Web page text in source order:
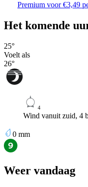
Premium voor €3,49
Het komende
25°
Voelt als
26°
4
Wind vanuit zuid, 4
0 mm
Weer vandaag